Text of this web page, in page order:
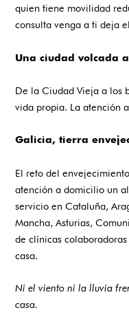
quien tiene movilidad
consulta venga a ti deja
Una ciudad volcada
De la Ciudad Vieja a los
vida propia. La atención
Galicia, tierra
El reto del
atención a domicilio un
servicio en Cataluña,
Mancha, Asturias,
de clínicas
casa.
Ni el viento ni la lluvia
casa.